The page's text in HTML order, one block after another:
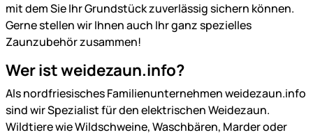
mit dem Sie Ihr Grundstück zuverlässig sichern können.
Gerne stellen wir Ihnen auch Ihr ganz spezielles
Zaunzubehör zusammen!
Wer ist weidezaun.info?
Als nordfriesisches Familienunternehmen weidezaun.info
sind wir Spezialist für den elektrischen Weidezaun.
Wildtiere wie Wildschweine, Waschbären, Marder oder